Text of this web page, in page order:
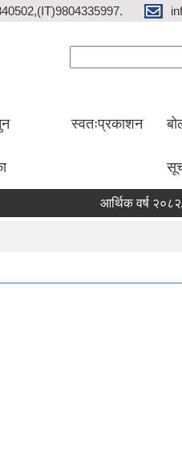
स्वतःप्रकाशन
आर्थिक वर्ष २०८२/०८३